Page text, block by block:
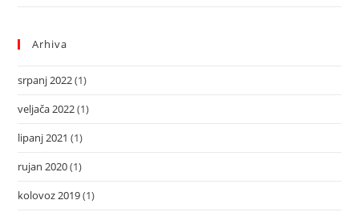
Arhiva
srpanj 2022(1)
veljača 2022(1)
lipanj 2021 (1)
rujan 2020(1)
kolovoz 2019(1)